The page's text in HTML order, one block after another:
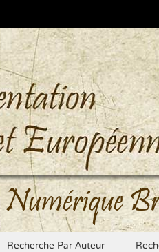
Recherche Par Auteur